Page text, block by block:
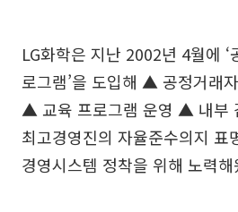
LG화학은 지난 2002년 4월에
로그램’을 도입해 ▲ 공정거래
▲ 교육 프로그램 운영 ▲ 내부
최고경영진의 자율준수의지 표
경영시스템 정착을 위해 노력해